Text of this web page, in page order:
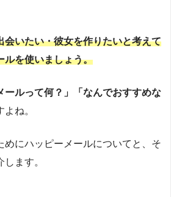
会いたい・彼女を作りたいと考えて
ルを使いましょう。
ールって何？」「なんでおすすめな
ね。
めにハッピーメールについてと、そ
ます。